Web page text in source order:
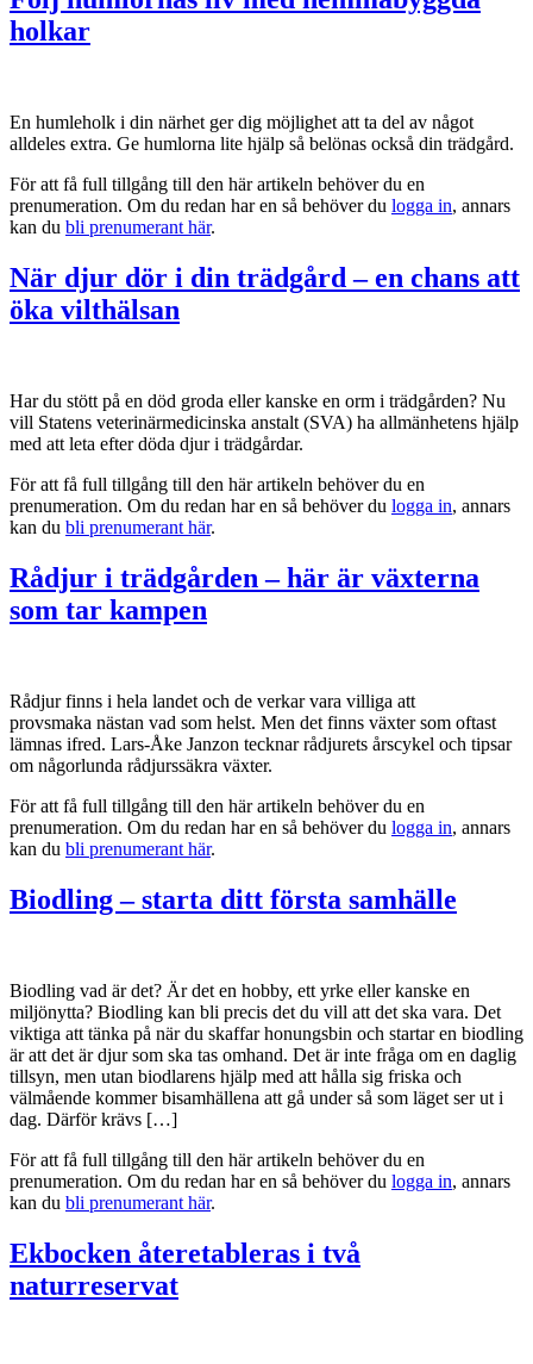
holkar
En humleholk i din närhet ger dig möjlighet att ta del av något
alldeles extra. Ge humlorna lite hjälp så belönas också din trädgård.
För att få full tillgång till den här artikeln behöver du en
prenumeration. Om du redan har en så behöver du logga in, annars
kan du bli prenumerant här.
När djur dör i din trädgård – en chans att
öka vilthälsan
Har du stött på en död groda eller kanske en orm i trädgården? Nu
vill Statens veterinärmedicinska anstalt (SVA) ha allmänhetens hjälp
med att leta efter döda djur i trädgårdar.
För att få full tillgång till den här artikeln behöver du en
prenumeration. Om du redan har en så behöver du logga in, annars
kan du bli prenumerant här.
Rådjur i trädgården – här är växterna
som tar kampen
Rådjur finns i hela landet och de verkar vara villiga att
provsmaka nästan vad som helst. Men det finns växter som oftast
lämnas ifred. Lars-Åke Janzon tecknar rådjurets årscykel och tipsar
om någorlunda rådjurssäkra växter.
För att få full tillgång till den här artikeln behöver du en
prenumeration. Om du redan har en så behöver du logga in, annars
kan du bli prenumerant här.
Biodling – starta ditt första samhälle
Biodling vad är det? Är det en hobby, ett yrke eller kanske en
miljönytta? Biodling kan bli precis det du vill att det ska vara. Det
viktiga att tänka på när du skaffar honungsbin och startar en biodling
är att det är djur som ska tas omhand. Det är inte fråga om en daglig
tillsyn, men utan biodlarens hjälp med att hålla sig friska och
välmående kommer bisamhällena att gå under så som läget ser ut i
dag. Därför krävs […]
För att få full tillgång till den här artikeln behöver du en
prenumeration. Om du redan har en så behöver du logga in, annars
kan du bli prenumerant här.
Ekbocken återetableras i två
naturreservat